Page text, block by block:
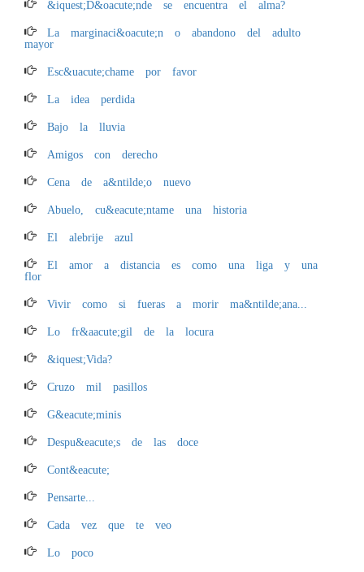
&iquest;D&oacute;nde se encuentra el alma?
La marginaci&oacute;n o abandono del adulto
mayor
Esc&uacute;chame por favor
La idea perdida
Bajo la lluvia
Amigos con derecho
Cena de a&ntilde;o nuevo
Abuelo, cu&eacute;ntame una historia
El alebrije azul
El amor a distancia es como una liga y una
flor
Vivir como si fueras a morir ma&ntilde;ana...
Lo fr&aacute;gil de la locura
&iquest;Vida?
Cruzo mil pasillos
G&eacute;minis
Despu&eacute;s de las doce
Cont&eacute;
Pensarte...
Cada vez que te veo
Lo poco